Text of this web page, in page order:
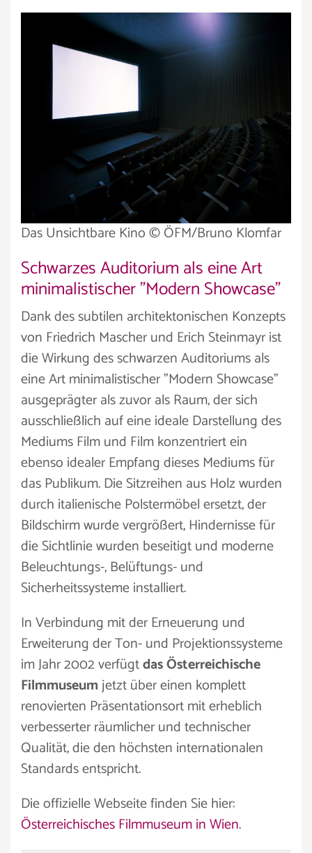
Das Unsichtbare Kino © ÖFM/Bruno Klomfar
Schwarzes Auditorium als eine Art
minimalistischer "Modern Showcase"
Dank des subtilen architektonischen Konzepts
von Friedrich Mascher und Erich Steinmayr ist
die Wirkung des schwarzen Auditoriums als
eine Art minimalistischer "Modern Showcase"
ausgeprägter als zuvor als Raum, der sich
ausschließlich auf eine ideale Darstellung des
Mediums Film und Film konzentriert ein
ebenso idealer Empfang dieses Mediums für
das Publikum. Die Sitzreihen aus Holz wurden
durch italienische Polstermöbel ersetzt, der
Bildschirm wurde vergrößert, Hindernisse für
die Sichtlinie wurden beseitigt und moderne
Beleuchtungs-, Belüftungs- und
Sicherheitssysteme installiert.
In Verbindung mit der Erneuerung und
Erweiterung der Ton- und Projektionssysteme
im Jahr 2002 verfügtdas Österreichische
Filmmuseumjetzt über einen komplett
renovierten Präsentationsort mit erheblich
verbesserter räumlicher und technischer
Qualität, die den höchsten internationalen
Standards entspricht.
Die offizielle Webseite finden Sie hier:
Österreichisches Filmmuseum in Wien.